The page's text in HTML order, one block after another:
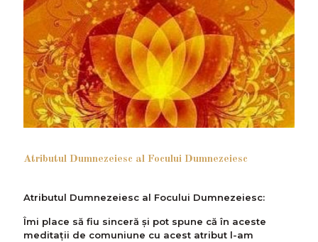
Atributul Dumnezeiesc al Focului Dumnezeiesc
Atributul Dumnezeiesc al Focului Dumnezeiesc:
Îmi place să fiu sinceră și pot spune că în aceste
meditații de comuniune cu acest atribut l-am